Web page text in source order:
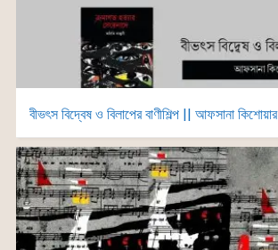
বীভৎস বিদ্বেষ ও বিলাপের বাণীশিল্প || আফসানা কিশোয়ার